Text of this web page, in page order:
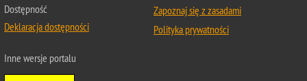
Dostępność
Deklaracja dostępności
Zapoznaj się z zasadami
Polityka prywatności
Inne wersje portalu